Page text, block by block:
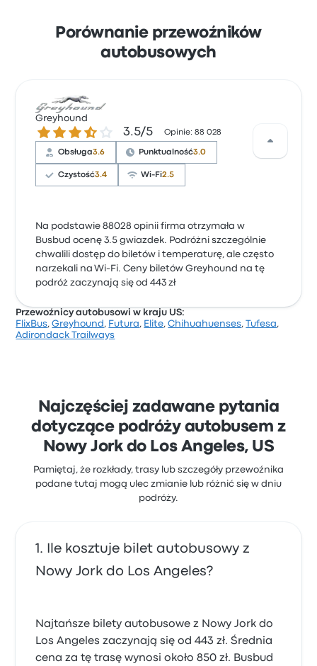
Porównanie przewoźników
autobusowych
Greyhound
3.5 gwiazdek w skali do 5
3.5/5 Opinie: 88 028
Obsługa3.6 Punktualność3.0
Czystość3.4 Wi-Fi2.5
Na podstawie 88028 opinii firma otrzymała w
Busbud ocenę 3.5 gwiazdek. Podróżni szczególnie
chwalili dostęp do biletów i temperaturę, ale często
narzekali na Wi-Fi. Ceny biletów Greyhound na tę
podróż zaczynają się od 443 zł
Przewoźnicy autobusowi w kraju US:
FlixBus,Greyhound , Futura, Elite,Chihuahuenses,Tufesa,
Adirondack Trailways
Najczęściej zadawane pytania
dotyczące podróży autobusem z
Nowy Jork do Los Angeles, US
Pamiętaj, że rozkłady, trasy lub szczegóły przewoźnika
podane tutaj mogą ulec zmianie lub różnić się w dniu
podróży.
Ile kosztuje bilet autobusowy z
Nowy Jork do Los Angeles?
Najtańsze bilety autobusowe z Nowy Jork do
Los Angeles zaczynają się od 443 zł. Średnia
cena za tę trasę wynosi około 850 zł. Busbud